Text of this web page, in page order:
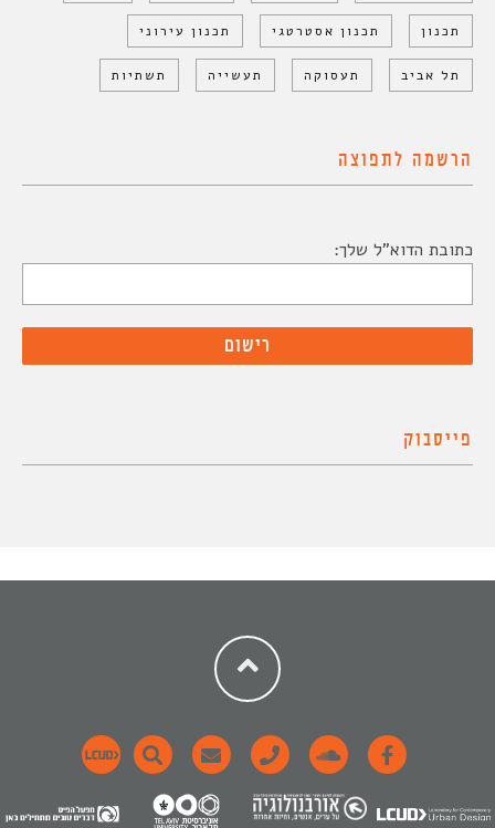
תכנון תכנון אסטרטגי תכנון עירוני
תל אביב תעסוקה תעשייה תשתיות
הרשמה לתפוצה
כתובת הדוא"ל שלך:
פייסבוק